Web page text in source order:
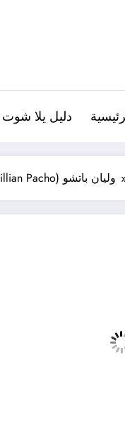
دليل يلا شوت
وليان باتشو (Willian Pacho): المدافع الإكوادوري – تألقه في الملاعب الأوروبية